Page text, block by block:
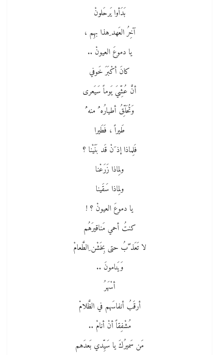
بَدَأوا يَرحَلونْ
آخِرُ العَهد ِهذا بهِم ،
يا دموعَ العيونْ ..
كانَ أكْبَرَ خَوفي
أنَّ عُشِّيَ يَوماً سَيَعرى
وَتُحَلِّقُ أطيارُه ُ منه ُ
طَيراً ، فَطَيرا
فَلِماذا إذ َنْ قَد بَنَيْنا ؟
ولِماذا زَرَعْنا
ولِماذا سَقَينا
يا دموعَ العيونْ ؟ !
كنتُ أحمي مَناقيرَهُم
لا تَعَذ ّبُ حتى بِخَشْن ِالطَّعامْ
وَيَنامونَ ..
أسْهَرُ
أرقَبُ أنفاسَهم في الظَّلامْ
مُشْفِقاً أنْ أنامْ ..
مَن سَميرُكَ يا سَيِّدي بَعدَهم